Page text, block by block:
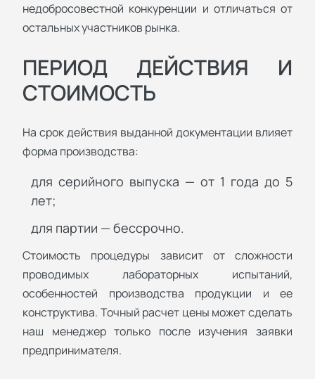
недобросовестной конкуренции и отличаться от
остальных участников рынка.
ПЕРИОД ДЕЙСТВИЯ И
СТОИМОСТЬ
На срок действия выданной документации влияет
форма производства:
для серийного выпуска — от 1 года до 5
лет;
для партии — бессрочно.
Стоимость процедуры зависит от сложности
проводимых лабораторных испытаний,
особенностей производства продукции и ее
конструктива. Точный расчет цены может сделать
наш менеджер только после изучения заявки
предпринимателя.